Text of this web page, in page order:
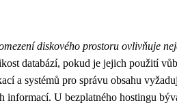
diskového prostoru ovlivňuje
databází, pokud je jejich použití
a systémů pro správu obsahu
informací. U bezplatného hostingu